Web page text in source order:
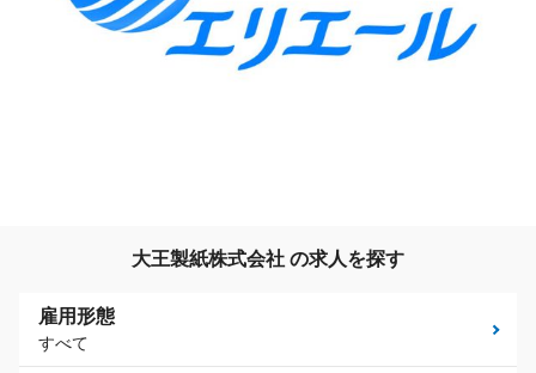
大王製紙株式会社 の求人を探す
雇用形態
すべて